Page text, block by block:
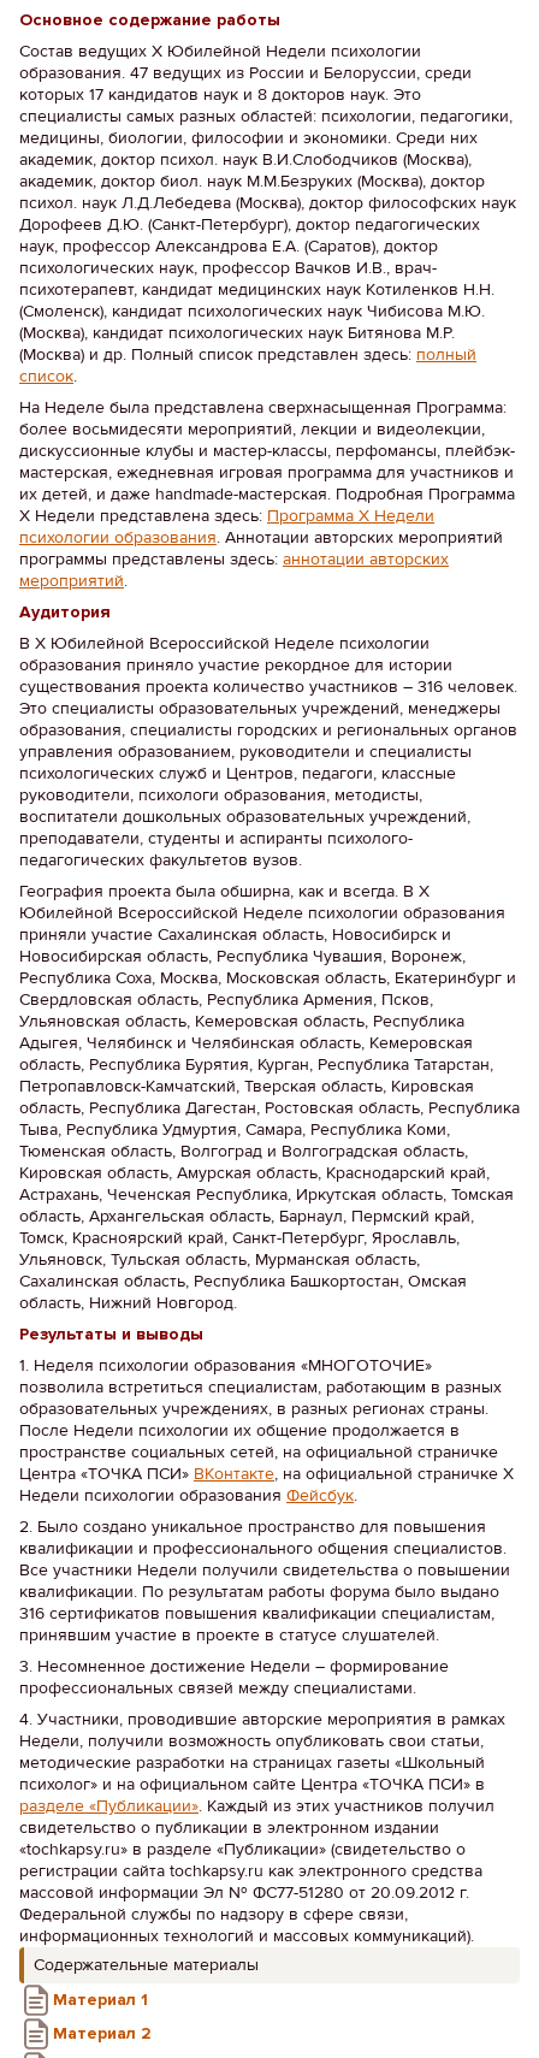
Основное содержание работы
Состав ведущих Х Юбилейной Недели психологии
образования. 47 ведущих из России и Белоруссии, среди
которых 17 кандидатов наук и 8 докторов наук. Это
специалисты самых разных областей: психологии, педагогики,
медицины, биологии, философии и экономики. Среди них
академик, доктор психол. наук В.И.Слободчиков (Москва),
академик, доктор биол. наук М.М.Безруких (Москва), доктор
психол. наук Л.Д.Лебедева (Москва), доктор философских наук
Дорофеев Д.Ю. (Санкт-Петербург), доктор педагогических
наук, профессор Александрова Е.А. (Саратов), доктор
психологических наук, профессор Вачков И.В., врач-
психотерапевт, кандидат медицинских наук Котиленков Н.Н.
(Смоленск), кандидат психологических наук Чибисова М.Ю.
(Москва), кандидат психологических наук Битянова М.Р.
(Москва) и др. Полный список представлен здесь: полный
список.
На Неделе была представлена сверхнасыщенная Программа:
более восьмидесяти мероприятий, лекции и видеолекции,
дискуссионные клубы и мастер-классы, перфомансы, плейбэк-
мастерская, ежедневная игровая программа для участников и
их детей, и даже handmade-мастерская. Подробная Программа
Х Недели представлена здесь: Программа Х Недели
психологии образования. Аннотации авторских мероприятий
программы представлены здесь: аннотации авторских
мероприятий.
Аудитория
В Х Юбилейной Всероссийской Неделе психологии
образования приняло участие рекордное для истории
существования проекта количество участников – 316 человек.
Это специалисты образовательных учреждений, менеджеры
образования, специалисты городских и региональных органов
управления образованием, руководители и специалисты
психологических служб и Центров, педагоги, классные
руководители, психологи образования, методисты,
воспитатели дошкольных образовательных учреждений,
преподаватели, студенты и аспиранты психолого-
педагогических факультетов вузов.
География проекта была обширна, как и всегда. В Х
Юбилейной Всероссийской Неделе психологии образования
приняли участие Сахалинская область, Новосибирск и
Новосибирская область, Республика Чувашия, Воронеж,
Республика Соха, Москва, Московская область, Екатеринбург и
Свердловская область, Республика Армения, Псков,
Ульяновская область, Кемеровская область, Республика
Адыгея, Челябинск и Челябинская область, Кемеровская
область, Республика Бурятия, Курган, Республика Татарстан,
Петропавловск-Камчатский, Тверская область, Кировская
область, Республика Дагестан, Ростовская область, Республика
Тыва, Республика Удмуртия, Самара, Республика Коми,
Тюменская область, Волгоград и Волгоградская область,
Кировская область, Амурская область, Краснодарский край,
Астрахань, Чеченская Республика, Иркутская область, Томская
область, Архангельская область, Барнаул, Пермский край,
Томск, Красноярский край, Санкт-Петербург, Ярославль,
Ульяновск, Тульская область, Мурманская область,
Сахалинская область, Республика Башкортостан, Омская
область, Нижний Новгород.
Результаты и выводы
1. Неделя психологии образования «МНОГОТОЧИЕ»
позволила встретиться специалистам, работающим в разных
образовательных учреждениях, в разных регионах страны.
После Недели психологии их общение продолжается в
пространстве социальных сетей, на официальной страничке
Центра «ТОЧКА ПСИ» ВКонтакте, на официальной страничке Х
Недели психологии образования Фейсбук.
2. Было создано уникальное пространство для повышения
квалификации и профессионального общения специалистов.
Все участники Недели получили свидетельства о повышении
квалификации. По результатам работы форума было выдано
316 сертификатов повышения квалификации специалистам,
принявшим участие в проекте в статусе слушателей.
3. Несомненное достижение Недели – формирование
профессиональных связей между специалистами.
4. Участники, проводившие авторские мероприятия в рамках
Недели, получили возможность опубликовать свои статьи,
методические разработки на страницах газеты «Школьный
психолог» и на официальном сайте Центра «ТОЧКА ПСИ» в
разделе «Публикации». Каждый из этих участников получил
свидетельство о публикации в электронном издании
«tochkapsy.ru» в разделе «Публикации» (свидетельство о
регистрации сайта tochkapsy.ru как электронного средства
массовой информации Эл № ФС77-51280 от 20.09.2012 г.
Федеральной службы по надзору в сфере связи,
информационных технологий и массовых коммуникаций).
Содержательные материалы
Материал 1
Материал 2